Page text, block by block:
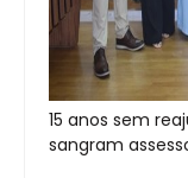
15 anos sem
sangram